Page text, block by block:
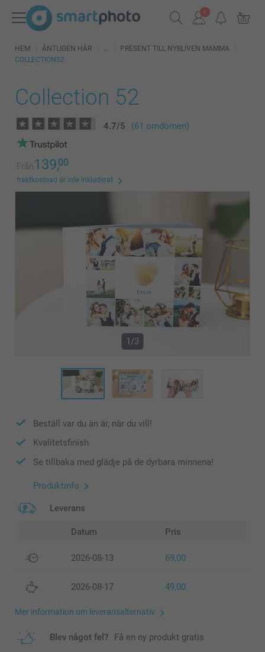
HEM ÄNTLIGEN HÄR
PRESENT TILL NYBLIVEN MAMMA
COLLECTION52
Collection 52
4.7/5 (61 omdömen)
Från139,00
fraktkostnad är inte inkluderat
1/3
Beställ var du än är, när du vill!
Kvalitetsfinish
Se tillbaka med glädje på de dyrbara minnena!
Produktinfo
Leverans
Datum Pris
2026-08-13 69,00
2026-08-17 49,00
Mer information om leveransalternativ
Blev något fel? Få en ny produkt gratis